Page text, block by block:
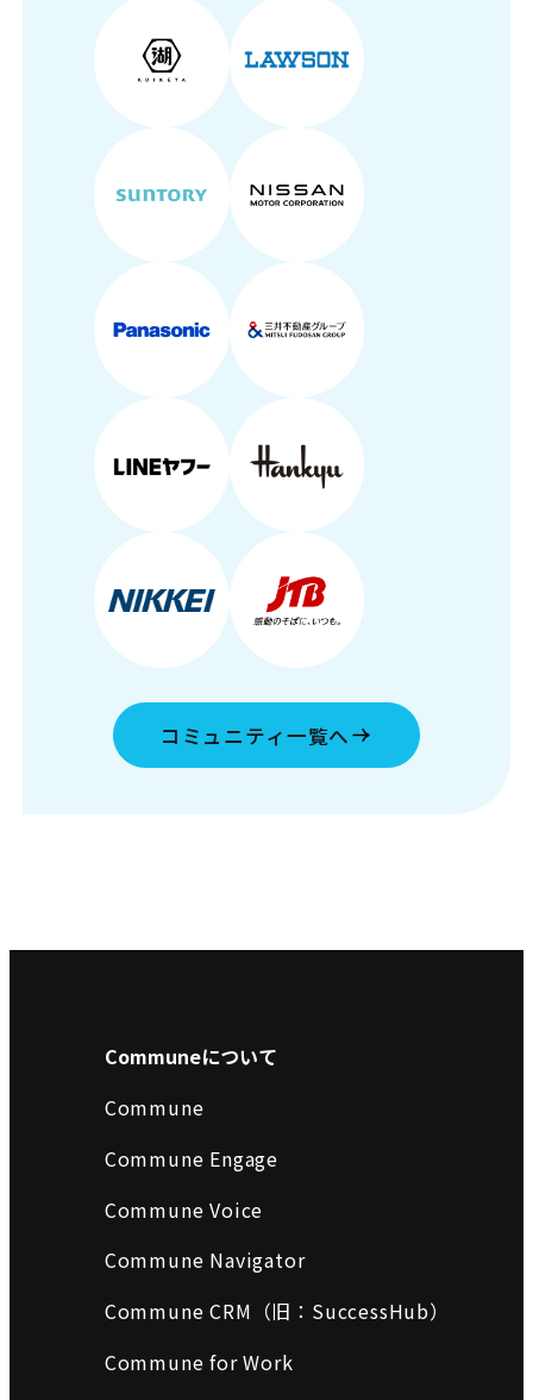
コミュニティ一覧へ
Communeについて
Commune
Commune Engage
Commune Voice
Commune Navigator
Commune CRM（旧：SuccessHub）
Commune for Work